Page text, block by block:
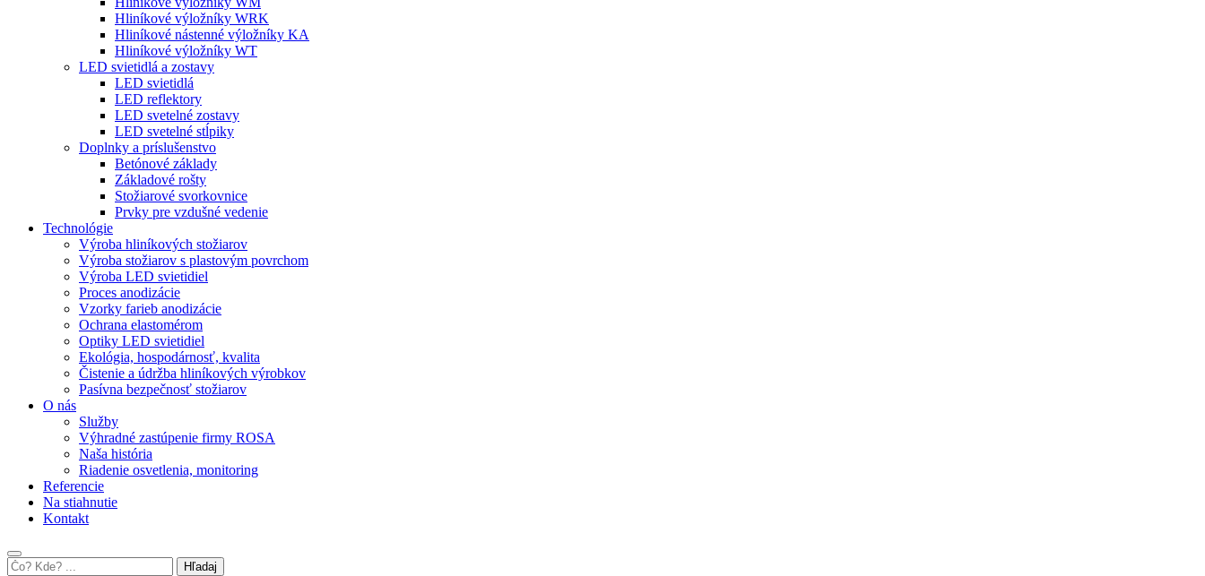
Hliníkové výložníky WRK
Hliníkové nástenné výložníky KA
Hliníkové výložníky WT
LED svietidlá a zostavy
LED svietidlá
LED reflektory
LED svetelné zostavy
LED svetelné stĺpiky
Doplnky a príslušenstvo
Betónové základy
Základové rošty
Stožiarové svorkovnice
Prvky pre vzdušné vedenie
Technológie
Výroba hliníkových stožiarov
Výroba stožiarov s plastovým povrchom
Výroba LED svietidiel
Proces anodizácie
Vzorky farieb anodizácie
Ochrana elastomérom
Optiky LED svietidiel
Ekológia, hospodárnosť, kvalita
Čistenie a údržba hliníkových výrobkov
Pasívna bezpečnosť stožiarov
O nás
Služby
Výhradné zastúpenie firmy ROSA
Naša história
Riadenie osvetlenia, monitoring
Referencie
Na stiahnutie
Kontakt
Hľadaj